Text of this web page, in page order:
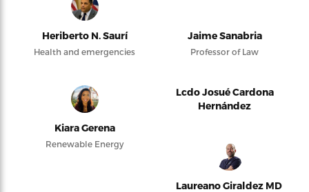
Heriberto N. Saurí
Health and emergencies
Jaime Sanabria
Professor of Law
Kiara Gerena
Renewable Energy
Lcdo Josué Cardona
Hernández
Laureano Giraldez MD